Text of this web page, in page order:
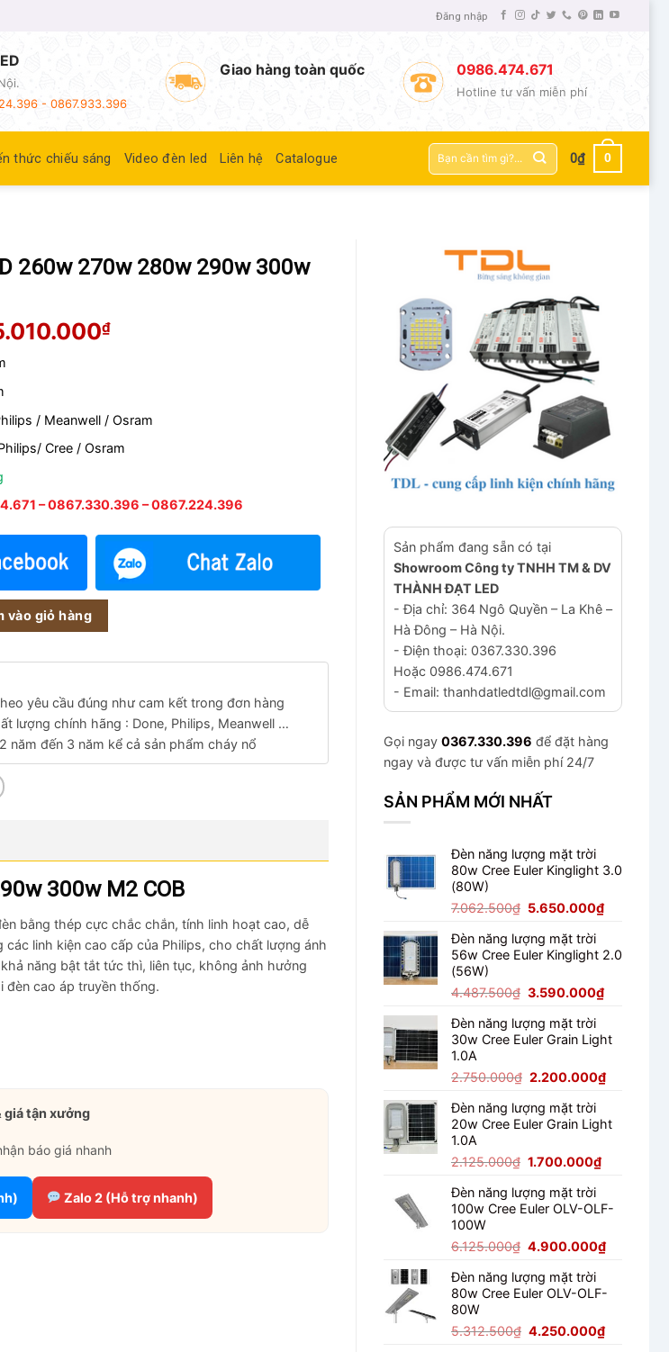
Đăng nhập
- 0867.933.396
Giao hàng toàn quốc 0986.474.671
Hotline tư vấn miễn phí
thức chiếu sáng Video đèn led Liên hệ Catalogue
Tìm
kiếm:
0₫ 0
Sản phẩm đang sẵn có tại
Showroom Công ty TNHH TM & DV
THÀNH ĐẠT LED
- Địa chỉ: 364 Ngô Quyền – La Khê –
Hà Đông – Hà Nội.
- Điện thoại: 0367.330.396
Hoặc 0986.474.671
- Email: thanhdatledtdl@gmail.com
Gọi ngay 0367.330.396 để đặt hàng
ngay và được tư vấn miễn phí 24/7
SẢN PHẨM MỚI NHẤT
Đèn năng lượng mặt trời
80w Cree Euler Kinglight 3.0
(80W)
7.062.500₫ Giá
là:
7.062.500₫.
5.650.000₫Giá
là:
Đèn năng lượng mặt trời
56w Cree Euler Kinglight 2.0
(56W)
4.487.500₫ Giá
là:
4.487.500₫.
3.590.000₫Giá
là:
Đèn năng lượng mặt trời
30w Cree Euler Grain Light
1.0A
2.750.000₫ Giá
là:
2.750.000₫.
2.200.000₫Giá
là:
Đèn năng lượng mặt trời
20w Cree Euler Grain Light
1.0A
2.125.000₫ Giá
là:
2.125.000₫.
1.700.000₫Giá
là:
Đèn năng lượng mặt trời
100w Cree Euler OLV-OLF-
100W
6.125.000₫ Giá
là:
6.125.000₫.
4.900.000₫Giá
là:
Đèn năng lượng mặt trời
80w Cree Euler OLV-OLF-
80W
5.312.500₫ Giá
4.250.000₫Giá
260w 270w 280w 290w 300w
₫Giá
/ Meanwell / Osram
Cree / Osram
– 0867.330.396 – 0867.224.396
280w 290w 300w M2 COB số lượng
vào giỏ hàng
yêu cầu đúng như cam kết trong đơn hàng
lượng chính hãng : Done, Philips, Meanwell …
năm đến 3 năm kể cả sản phẩm cháy nổ
300w M2 COB
bằng thép cực chắc chắn, tính linh hoạt cao, dễ
linh kiện cao cấp của Philips, cho chất lượng ánh
năng bật tắt tức thì, liên tục, không ảnh hưởng
cao áp truyền thống.
giá tận xưởng
báo giá nhanh
Zalo 2 (Hỗ trợ nhanh)